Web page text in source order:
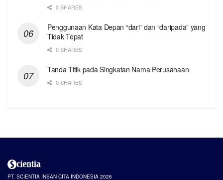
0 SHARES
Penggunaan Kata Depan “dari” dan “daripada” yang
Tidak Tepat
0 SHARES
Tanda Titik pada Singkatan Nama Perusahaan
0 SHARES
PT. SCIENTIA INSAN CITA INDONESIA 2026